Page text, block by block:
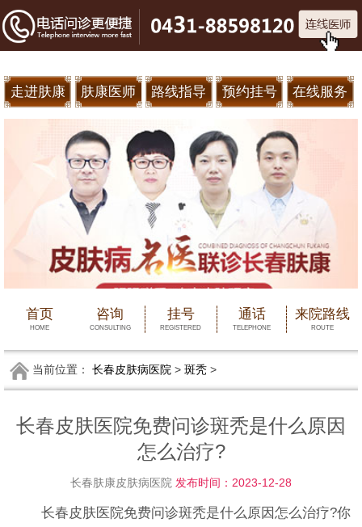
走进肤康 肤康医师 路线指导 预约挂号 在线服务
首页
HOME
咨询
CONSULTING
挂号
REGISTERED
通话
TELEPHONE
来院路线
ROUTE
当前位置： 长春皮肤病医院> 斑秃>
长春皮肤医院免费问诊斑秃是什么原因
怎么治疗?
长春肤康皮肤病医院 发布时间：2023-12-28
长春皮肤医院免费问诊斑秃是什么原因怎么治疗?你